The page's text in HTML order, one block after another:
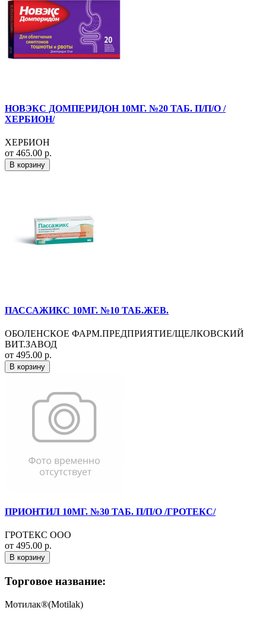
НОВЭКС ДОМПЕРИДОН 10МГ. №20 ТАБ. П/П/О /
ХЕРБИОН/
ХЕРБИОН
от 465.00 р.
В корзину
ПАССАЖИКС 10МГ. №10 ТАБ.ЖЕВ.
ОБОЛЕНСКОЕ ФАРМ.ПРЕДПРИЯТИЕ/ЩЕЛКОВСКИЙ
ВИТ.ЗАВОД
от 495.00 р.
В корзину
ПРИОНТИЛ 10МГ. №30 ТАБ. П/П/О /ГРОТЕКС/
ГРОТЕКС ООО
от 495.00 р.
В корзину
Торговое название:
Мотилак®(Motilak)